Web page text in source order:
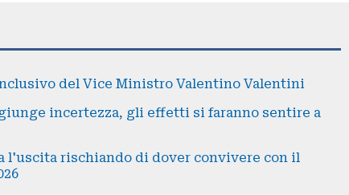
del Vice Ministro Valentino Valentini
incertezza, gli effetti si faranno sentire a
l'uscita rischiando di dover convivere con il